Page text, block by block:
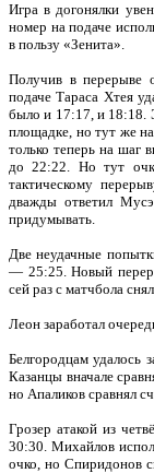
Игра в догонялки
номер на подаче
в пользу «Зенита».
Получив в перерыве
подаче Тараса Хтея
было и 17:17, и 18:18.
площадке, но тут же
только теперь на шаг
до 22:22. Но тут
тактическому
дважды ответил
придумывать.
Две неудачные
— 25:25. Новый
сей раз с матчбола
Леон заработал
Белгородцам удалось
Казанцы вначале
но Апаликов сравнял
Грозер атакой из
30:30. Михайлов
очко, но Спиридонов